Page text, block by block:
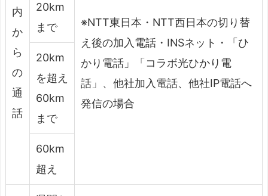
内
か
ら
の
通
話
※NTT東日本・NTT西日本の切り替
え後の加入電話・INSネット・「ひ
かり電話」「コラボ光ひかり電
話」、他社加入電話、他社IP電話へ
発信の場合
20km
まで
20km
を超え
60km
まで
60km
超え